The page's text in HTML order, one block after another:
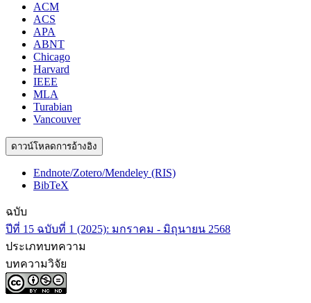
ACM
ACS
APA
ABNT
Chicago
Harvard
IEEE
MLA
Turabian
Vancouver
ดาวน์โหลดการอ้างอิง
Endnote/Zotero/Mendeley (RIS)
BibTeX
ฉบับ
ปีที่ 15 ฉบับที่ 1 (2025): มกราคม - มิถุนายน 2568
ประเภทบทความ
บทความวิจัย